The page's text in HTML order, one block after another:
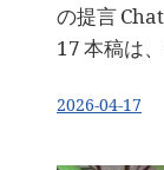
の提言
17 本稿は
2026-04-17